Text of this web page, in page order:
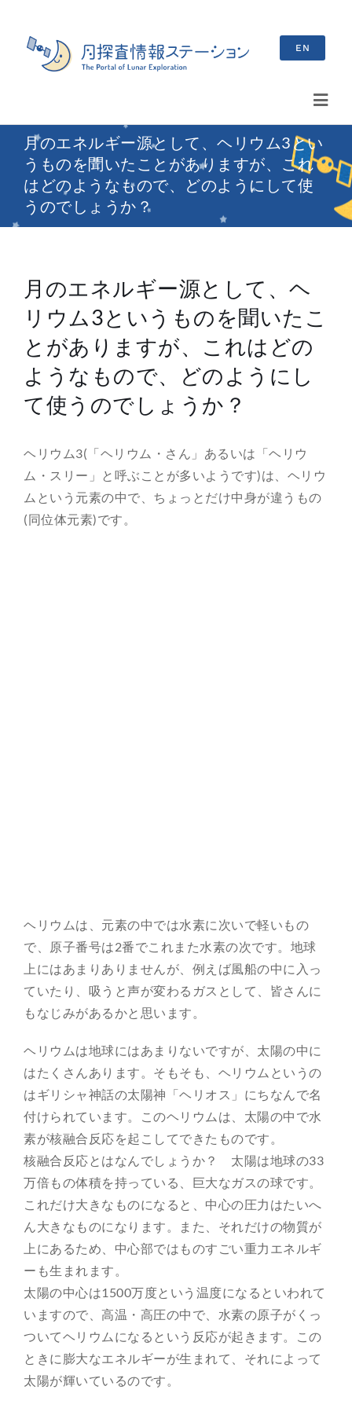
content
EN
検
索
…
最新情報
イベント情報
ブログ
総合案内
月と遊ぼう
月・惑星へ
月のエネルギー源として、ヘリウム3とい
うものを聞いたことがありますが、これ
はどのようなもので、どのようにして使
うのでしょうか？
月のエネルギー源として、ヘ
リウム3というものを聞いたこ
とがありますが、これはどの
ようなもので、どのようにし
て使うのでしょうか？
ヘリウム3(「ヘリウム・さん」あるいは「ヘリウ
ム・スリー」と呼ぶことが多いようです)は、ヘリウ
ムという元素の中で、ちょっとだけ中身が違うもの
(同位体元素)です。
ヘリウムは、元素の中では水素に次いで軽いもの
で、原子番号は2番でこれまた水素の次です。地球
上にはあまりありませんが、例えば風船の中に入っ
ていたり、吸うと声が変わるガスとして、皆さんに
もなじみがあるかと思います。
ヘリウムは地球にはあまりないですが、太陽の中に
はたくさんあります。そもそも、ヘリウムというの
はギリシャ神話の太陽神「ヘリオス」にちなんで名
付けられています。このヘリウムは、太陽の中で水
素が核融合反応を起こしてできたものです。
核融合反応とはなんでしょうか？ 太陽は地球の33
万倍もの体積を持っている、巨大なガスの球です。
これだけ大きなものになると、中心の圧力はたいへ
ん大きなものになります。また、それだけの物質が
上にあるため、中心部ではものすごい重力エネルギ
ーも生まれます。
太陽の中心は1500万度という温度になるといわれて
いますので、高温・高圧の中で、水素の原子がくっ
ついてヘリウムになるという反応が起きます。この
ときに膨大なエネルギーが生まれて、それによって
太陽が輝いているのです。